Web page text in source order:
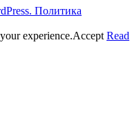
Политика
experience.Accept Read